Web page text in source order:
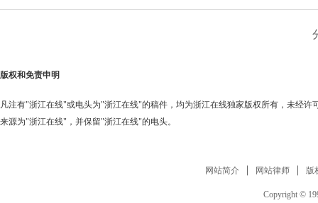
版权和免责申明
凡注有"浙江在线"或电头为"浙江在线"的稿件，均为浙江在线独家版权所有，未经许
来源为"浙江在线"，并保留"浙江在线"的电头。
网站简介 网站律师 版
Copyright ©